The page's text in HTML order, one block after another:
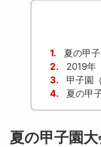
1.
夏の甲
2.
2019年
3.
甲子園
4.
夏の甲
夏の甲子園